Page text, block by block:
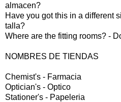
almacen?
Have you got this in a different
talla?
Where are the fitting rooms? -
NOMBRES DE TIENDAS
Chemist's - Farmacia
Optician's - Optico
Stationer's - Papeleria